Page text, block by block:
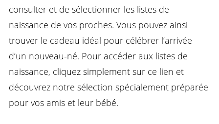
consulter et de sélectionner les listes de
naissance de vos proches. Vous pouvez ainsi
trouver le cadeau idéal pour célébrer l’arrivée
d’un nouveau-né. Pour accéder aux listes de
naissance, cliquez simplement sur ce lien et
découvrez notre sélection spécialement préparée
pour vos amis et leur bébé.